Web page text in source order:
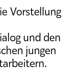
Vorstellung
und den
jungen